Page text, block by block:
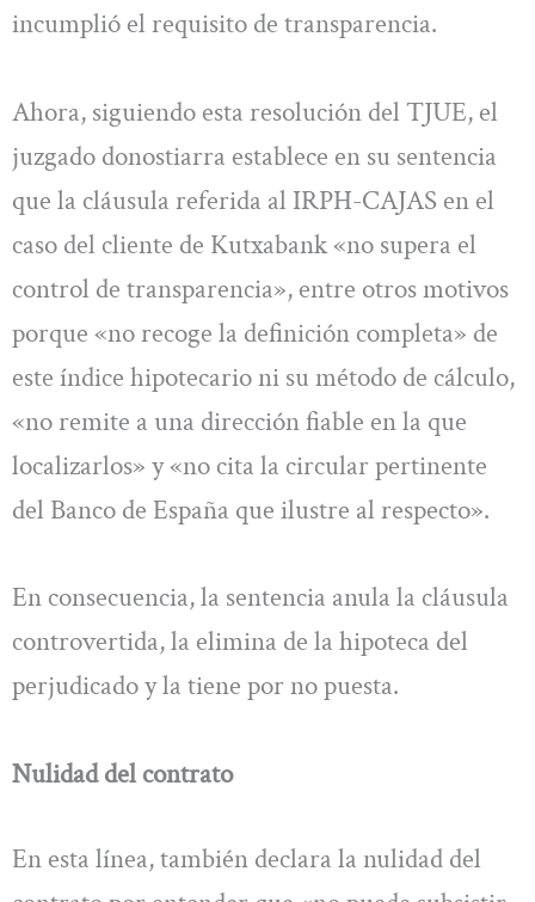
incumplió el requisito de transparencia.
Ahora, siguiendo esta resolución del TJUE, el
juzgado donostiarra establece en su sentencia
que la cláusula referida al IRPH-CAJAS en el
caso del cliente de Kutxabank «no supera el
control de transparencia», entre otros motivos
porque «no recoge la definición completa» de
este índice hipotecario ni su método de cálculo,
«no remite a una dirección fiable en la que
localizarlos» y «no cita la circular pertinente
del Banco de España que ilustre al respecto».
En consecuencia, la sentencia anula la cláusula
controvertida, la elimina de la hipoteca del
perjudicado y la tiene por no puesta.
Nulidad del contrato
En esta línea, también declara la nulidad del